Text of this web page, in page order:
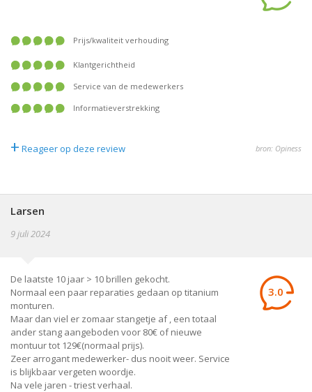
prijs/kwaliteit verhouding
klantgerichtheid
service van de medewerkers
informatieverstrekking
+ Reageer op deze review bron: Opiness
Larsen
9 juli 2024
De laatste 10 jaar > 10 brillen gekocht.
Normaal een paar reparaties gedaan op titanium
monturen.
Maar dan viel er zomaar stangetje af , een totaal
ander stang aangeboden voor 80€ of nieuwe
montuur tot 129€(normaal prijs).
Zeer arrogant medewerker- dus nooit weer. Service
is blijkbaar vergeten woordje.
Na vele jaren - triest verhaal.
3.0